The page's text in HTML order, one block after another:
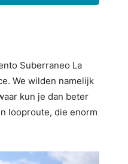
Suberraneo La
We wilden namelijk
kun je dan beter
looproute, die enorm